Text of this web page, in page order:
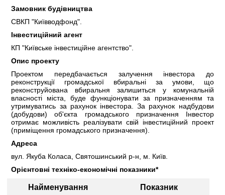
ЗОВНІШНЯ ТОРГІВЛЯ
ОСНОВНІ ПАРТНЕРИ КИЄВА
ПІДТРИМКА ВИХОДУ НА МІЖНАРОДНІ РИНКИ
КОМЕРЦІЙНІ ПРОПОЗИЦІЇ КИЇВСЬКИХ КОМПАНІЙ
ПРОПОЗИЦІЇ ЗАРУБІЖНИХ КОМПАНІЙ
ІСТОРІЇ УСПІХУ
Замовник будівництва
СВКП "Київводфонд".
Інвестиційний агент
КП "Київське інвестиційне агентство".
Опис проекту
Проектом передбачається залучення інвестора до
реконструкції громадської вбиральні за умови, що
реконструйована вбиральня залишиться у комунальній
власності міста, буде функціонувати за призначенням та
утримуватись за рахунок інвестора. За рахунок надбудови
(добудови) об'єкта громадського призначення Інвестор
отримає можливість реалізувати свій інвестиційний проект
(приміщення громадського призначення).
Адреса
вул. Якуба Коласа, Святошинський р-н, м. Київ.
Орієнтовні техніко-економічні показники*
Найменування Показник